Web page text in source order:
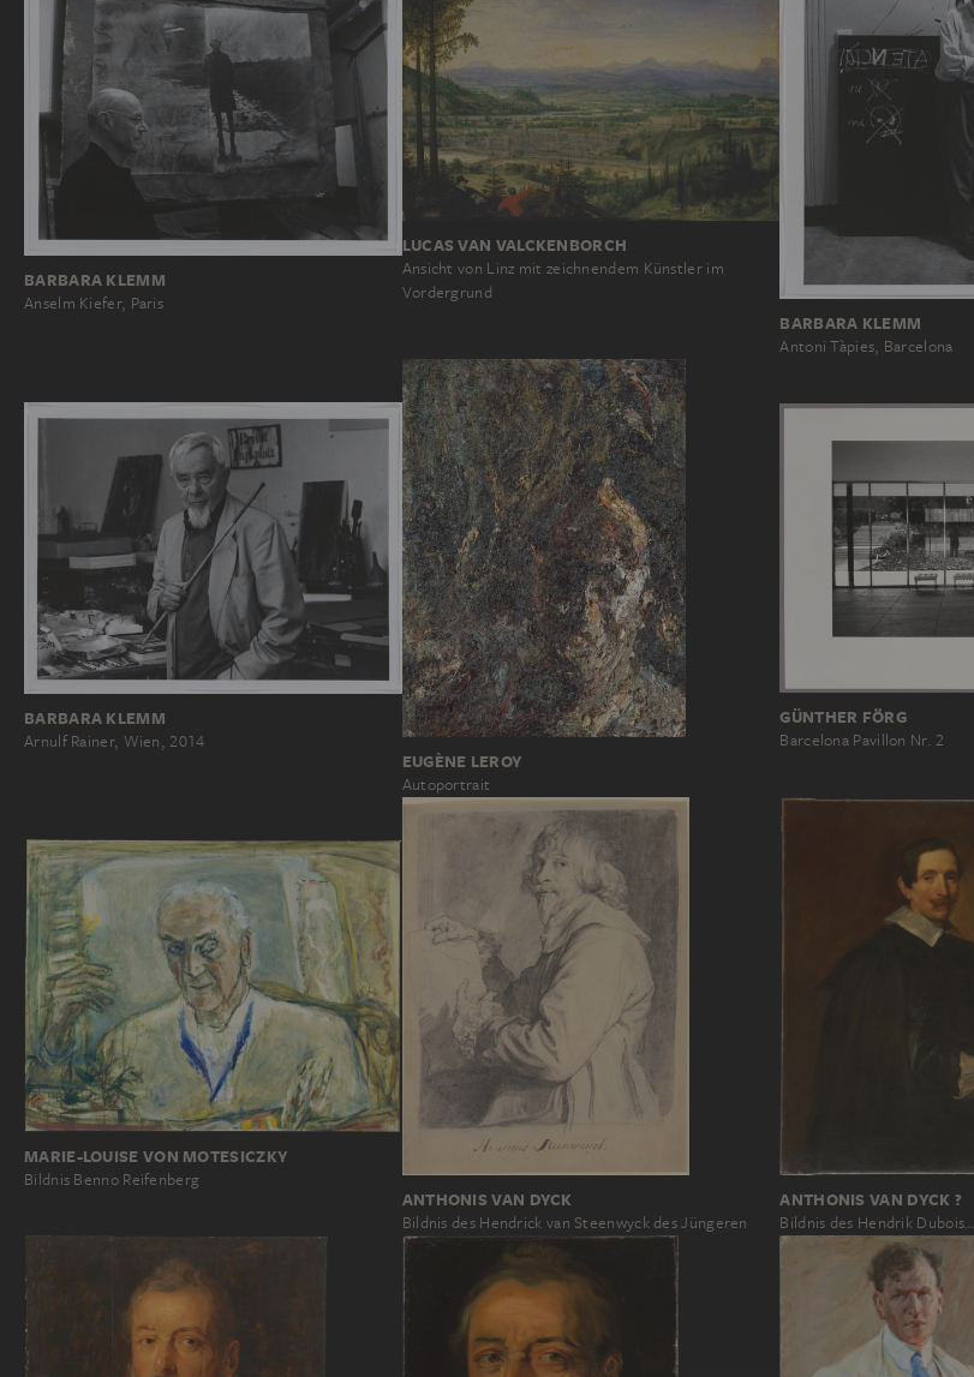
BARBARA KLEMM
Anselm Kiefer, Paris
LUCAS VAN VALCKENBORCH
Ansicht von Linz mit zeichnendem Künstler im
Vordergrund
BARBARA KLEMM
Antoni Tàpies, Barcelona
BARBARA KLEMM
Arnulf Rainer, Wien, 2014
EUGÈNE LEROY
Autoportrait
GÜNTHER FÖRG
Barcelona Pavillon Nr. 2
MARIE-LOUISE VON MOTESICZKY
Bildnis Benno Reifenberg
ANTHONIS VAN DYCK
Bildnis des Hendrick van Steenwyck des Jüngeren
ANTHONIS VAN DYCK ?
Bildnis des Hendrik Dubois…